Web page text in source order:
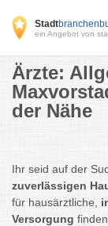
Stadt
ein Angebot von
Ärzte:
der Nähe
Ihr seid auf der
zuverlässigen
für hausärztliche,
Versorgung finden.